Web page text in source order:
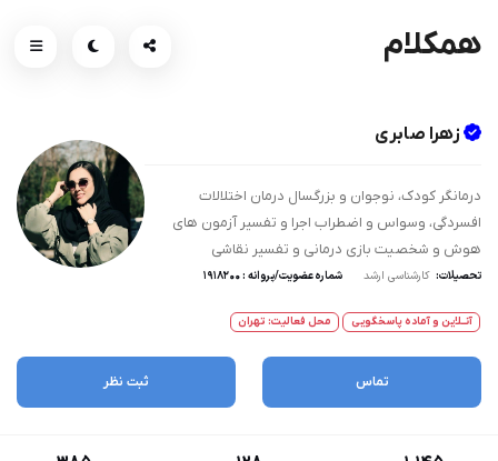
همکلام
زهرا صابری
درمانگر کودک‌، نوجوان و بزرگسال درمان اختلالات
افسردگی، وسواس و اضطراب اجرا و تفسیر آزمون های
هوش و شخصیت بازی درمانی و تفسیر نقاشی
تحصیلات: کارشناسی ارشد شماره عضویت/پروانه : ۱۹۱۸۲۰۰
آنــلاین و آماده پاسخگویی محل فعالیت: تهران
تماس ثبت نظر